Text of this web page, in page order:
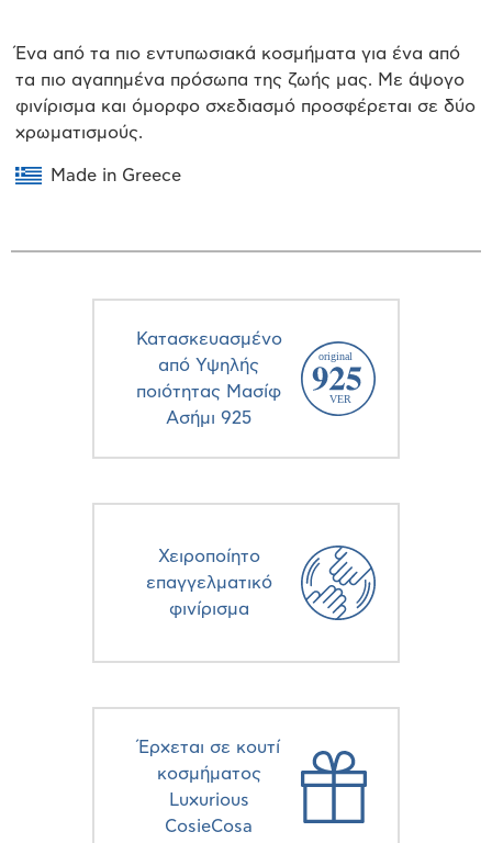
Ένα από τα πιο εντυπωσιακά κοσμήματα για ένα από
τα πιο αγαπημένα πρόσωπα της ζωής μας. Με άψογο
φινίρισμα και όμορφο σχεδιασμό προσφέρεται σε δύο
χρωματισμούς.
Made in Greece
Κατασκευασμένο
από Υψηλής
ποιότητας Μασίφ
Ασήμι 925
Χειροποίητο
επαγγελματικό
φινίρισμα
Έρχεται σε κουτί
κοσμήματος
Luxurious
CosieCosa